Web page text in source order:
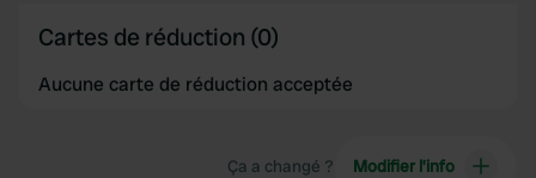
Cartes de réduction (0)
Aucune carte de réduction acceptée
Ça a changé ? Modifier l’info